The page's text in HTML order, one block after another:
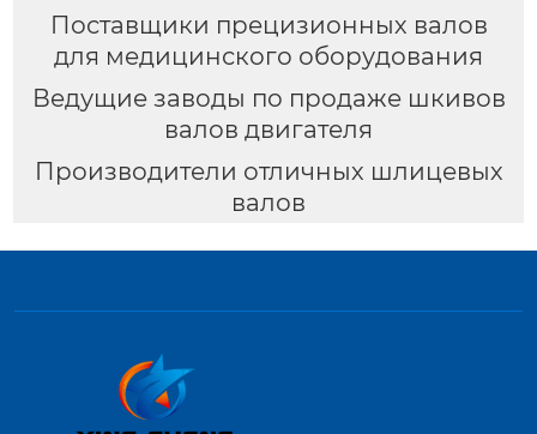
Поставщики прецизионных валов
для медицинского оборудования
Ведущие заводы по продаже шкивов
валов двигателя
Производители отличных шлицевых
валов